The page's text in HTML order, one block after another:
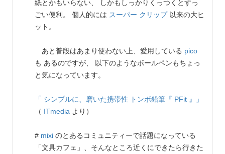
紙とかもいらない、 しかもしっかりくっつくとすっ
ごい便利。 個人的には スーパー クリップ以来の大ヒ
ット。
あと普段はあまり使わない上、愛用している pico
も あるのですが、 以下のようなボールペンもちょっ
と気になっています。
「 シンプルに、磨いた携帯性 トンボ鉛筆『 PFit 』」
（ ITmedia より）
# mixi のとあるコミュニティーで話題になっている
「文具カフェ」、そんなところ近くにできたら行きた